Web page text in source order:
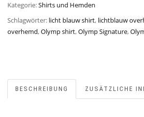
Kategorie:Shirts und Hemden
Schlagwörter: licht blauw shirt, lichtblauw
overhemd,Olymp shirt,Olymp Signature,
BESCHREIBUNG ZUSÄTZLICHE